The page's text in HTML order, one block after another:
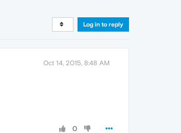
Log in to reply
Oct 14, 2015, 8:48 AM
0